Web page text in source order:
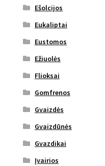
Ešolcijos
Eukaliptai
Eustomos
Ežiuolės
Flioksai
Gomfrenos
Gvaizdės
Gvaizdūnės
Gvazdikai
Įvairios